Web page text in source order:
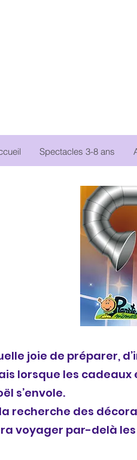
Spectacles 3-8 ans
joie de préparer,
lorsque les
s’envole.
recherche des
voyager par-delà